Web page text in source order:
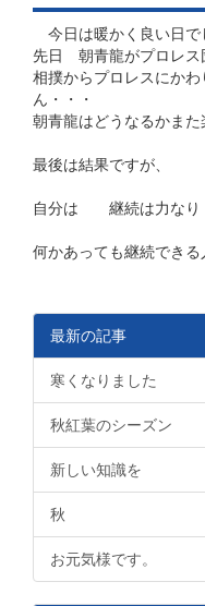
今日は暖かく良い日で
先日 朝青龍がプロレス
相撲からプロレスにか
ん・・・
朝青龍はどうなるかまた
最後は結果ですが、
自分は 継続は力なり
何かあっても継続でき
最新の記事
寒くなりました
秋紅葉のシーズン
新しい知識を
秋
お元気様です。